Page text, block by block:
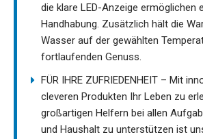
die klare LED-Anzeige ermöglichen
Handhabung. Zusätzlich hält die
Wasser auf der gewählten
fortlaufenden Genuss.
FÜR IHRE ZUFRIEDENHEIT – Mit
cleveren Produkten Ihr Leben zu
großartigen Helfern bei allen
und Haushalt zu unterstützen ist